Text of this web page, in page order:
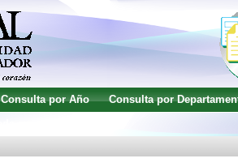
Consulta por Año
Consulta por